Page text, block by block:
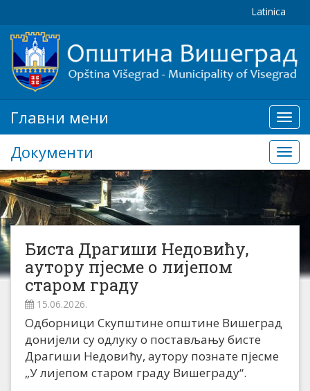
Latinica
мени
Главни мени
Документи
Биста Драгиши Недовићу,
аутору пјесме о лијепом
старом граду
15.06.2026.
Одборници Скупштине општине Вишеград
донијели су одлуку о постављању бисте
Драгиши Недовићу, аутору познате пјесме
„У лијепом старом граду Вишеграду“.